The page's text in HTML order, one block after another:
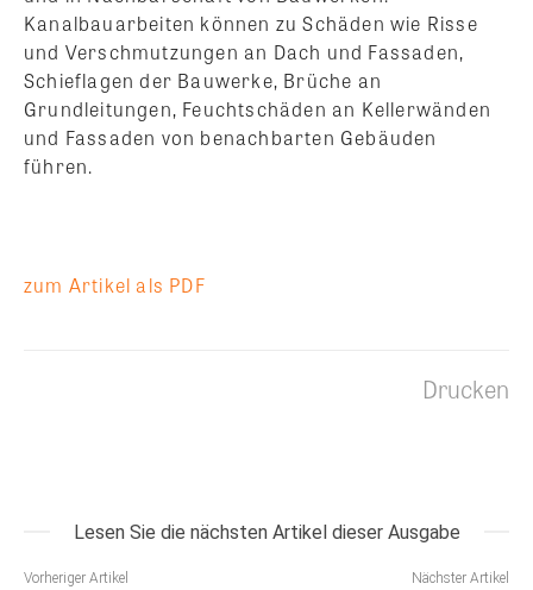
Kanalbauarbeiten können zu Schäden wie Risse
und Verschmutzungen an Dach und Fassaden,
Schieflagen der Bauwerke, Brüche an
Grundleitungen, Feuchtschäden an Kellerwänden
und Fassaden von benachbarten Gebäuden
führen.
zum Artikel als PDF
Drucken
Lesen Sie die nächsten Artikel dieser Ausgabe
Vorheriger Artikel Nächster Artikel